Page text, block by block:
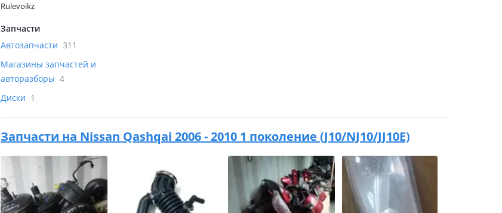
Rulevoikz
Запчасти
Автозапчасти 311
Магазины запчастей и
авторазборы 4
Диски 1
Запчасти на Nissan Qashqai 2006 - 2010 1 поколение (J10/NJ10/JJ10E)